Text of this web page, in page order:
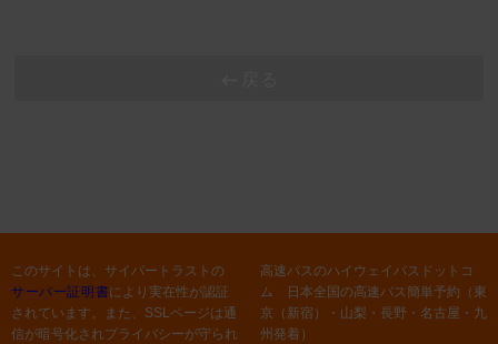
このサイトは、サイバートラストの
サーバー証明書により実在性が認証
されています。また、SSLページは通
信が暗号化されプライバシーが守られ
高速バスのハイウェイバスドットコ
ム 日本全国の高速バス簡単予約（東
京（新宿）・山梨・長野・名古屋・九
州発着）